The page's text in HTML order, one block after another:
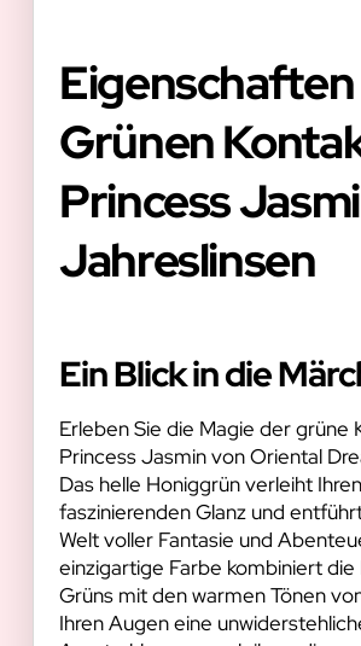
Grünen
Princess
Jahreslinsen
Ein Blick in die
Erleben Sie die Magie der grüne
Princess Jasmin von Oriental
Das helle Honiggrün verleiht
faszinierenden Glanz und
Welt voller Fantasie und
einzigartige Farbe kombiniert die
Grüns mit den warmen Tönen
Ihren Augen eine